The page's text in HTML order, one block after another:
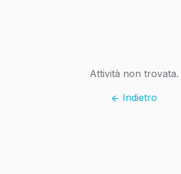
Attività non trovata.
Indietro